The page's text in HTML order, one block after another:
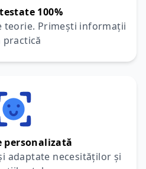
100%
teorie. Primești informații
practică
adaptate necesităților și